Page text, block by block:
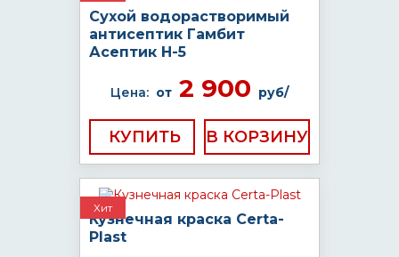
Сухой водорастворимый
антисептик Гамбит
Асептик H-5
Цена: от 2 900 руб/
КУПИТЬ
Хит
Кузнечная краска Certa-
Plast